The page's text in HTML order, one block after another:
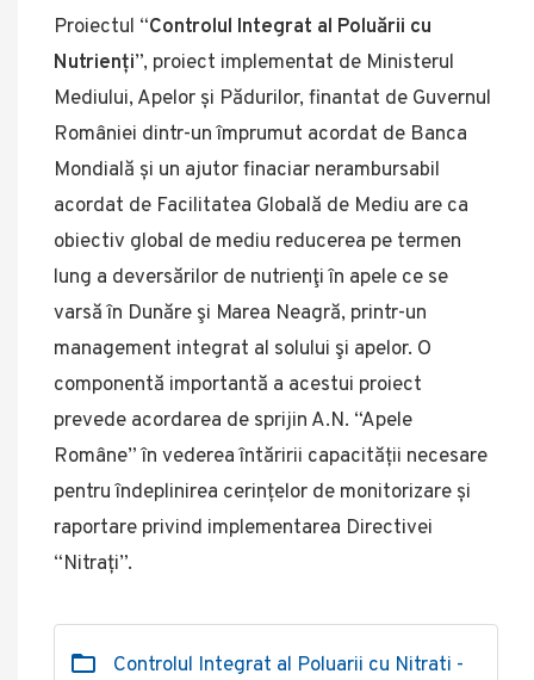
Proiectul “Controlul Integrat al Poluării cu
Nutrienți”, proiect implementat de Ministerul
Mediului, Apelor și Pădurilor, finantat de Guvernul
României dintr-un împrumut acordat de Banca
Mondială și un ajutor finaciar nerambursabil
acordat de Facilitatea Globală de Mediu are ca
obiectiv global de mediu reducerea pe termen
lung a deversărilor de nutrienţi în apele ce se
varsă în Dunăre şi Marea Neagră, printr-un
management integrat al solului şi apelor. O
componentă importantă a acestui proiect
prevede acordarea de sprijin A.N. “Apele
Române” în vederea întăririi capacității necesare
pentru îndeplinirea cerințelor de monitorizare și
raportare privind implementarea Directivei
“Nitrați”.
Controlul Integrat al Poluarii cu Nitrati -